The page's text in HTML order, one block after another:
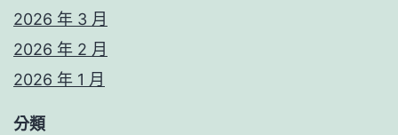
2026 年 3 月
2026 年 2 月
2026 年 1 月
分類